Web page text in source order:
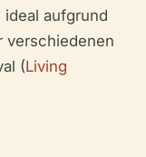
ideal aufgrund
verschiedenen
(Living